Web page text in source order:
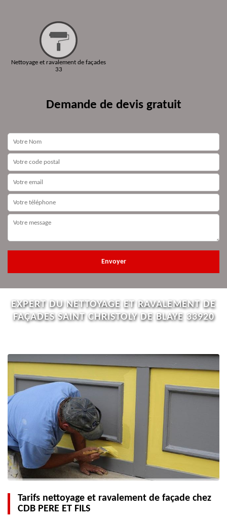
Nettoyage et ravalement de façades
33
Demande de devis gratuit
EXPERT DU NETTOYAGE ET RAVALEMENT DE
FAÇADES SAINT CHRISTOLY DE BLAYE 33920
Tarifs nettoyage et ravalement de façade chez
CDB PERE ET FILS